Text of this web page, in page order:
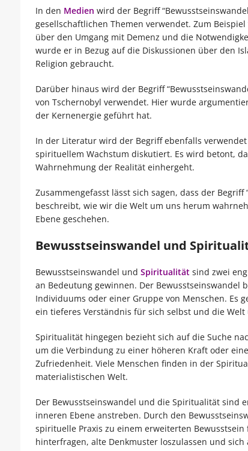
In den Medien wird der Begriff
gesellschaftlichen Themen verwendet. Zum
über den Umgang mit Demenz und die
wurde er in Bezug auf die Diskussionen über den
Religion gebraucht.
Darüber hinaus wird der Begriff
von Tschernobyl verwendet. Hier wurde
der Kernenergie geführt hat.
In der Literatur wird der Begriff ebenfalls
spirituellem Wachstum diskutiert. Es wird betont,
Wahrnehmung der Realität einhergeht.
Zusammengefasst lässt sich sagen, dass der
beschreibt, wie wir die Welt um uns herum
Ebene geschehen.
Bewusstseinswandel und
Bewusstseinswandel und Spiritualitätsind zwei
an Bedeutung gewinnen. Der Bewusstseinswandel
Individuums oder einer Gruppe von Menschen. Es
ein tieferes Verständnis für sich selbst und die
Spiritualität hingegen bezieht sich auf die Suche
um die Verbindung zu einer höheren Kraft oder
Zufriedenheit. Viele Menschen finden in der
materialistischen Welt.
Der Bewusstseinswandel und die Spiritualität sind
inneren Ebene anstreben. Durch den
spirituelle Praxis zu einem erweiterten
hinterfragen, alte Denkmuster loszulassen und